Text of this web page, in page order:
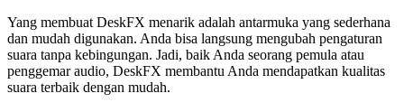
Yang membuat DeskFX menarik adalah antarmuka yang sederhana
dan mudah digunakan. Anda bisa langsung mengubah pengaturan
suara tanpa kebingungan. Jadi, baik Anda seorang pemula atau
penggemar audio, DeskFX membantu Anda mendapatkan kualitas
suara terbaik dengan mudah.